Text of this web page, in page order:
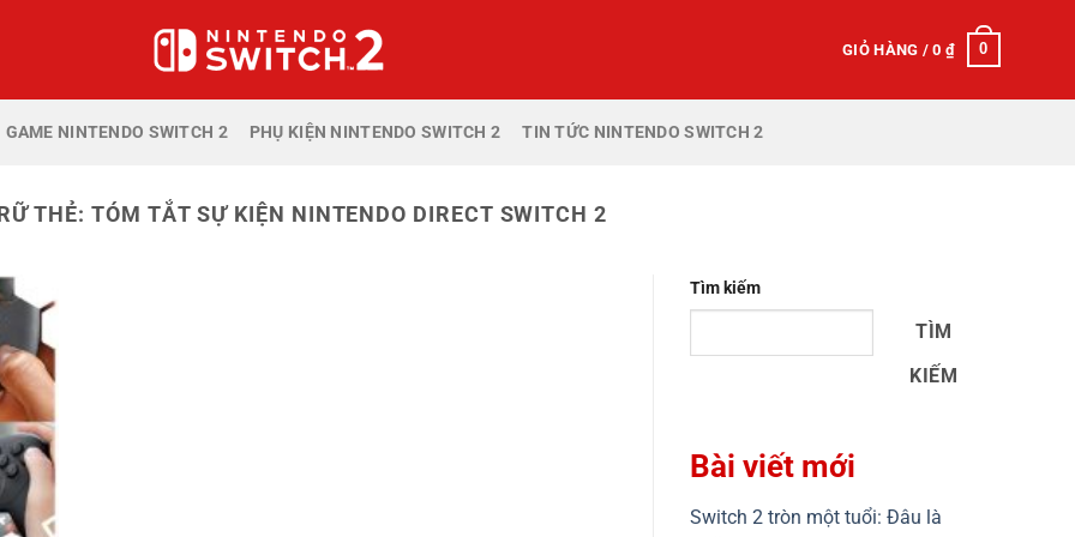
GIỎ HÀNG /0 ₫ 0
GAME NINTENDO SWITCH 2 PHỤ KIỆN NINTENDO SWITCH 2 TIN TỨC NINTENDO SWITCH 2
THẺ:TÓM TẮT SỰ KIỆN NINTENDO DIRECT SWITCH 2
Tìm kiếm
TÌM
KIẾM
Bài viết mới
Switch 2 tròn một tuổi: Đâu là